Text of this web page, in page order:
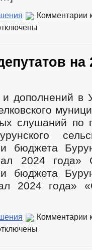
Комментарии
на
дополнений в
слушаний по
бюджета
2024 года»
бюджета
2024 года»
Комментарии